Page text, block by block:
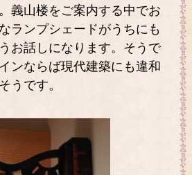
義山楼をご案内する中でお
ランプシェードがうちにも
お話しになります。そうで
ンならば現代建築にも違和
うです。